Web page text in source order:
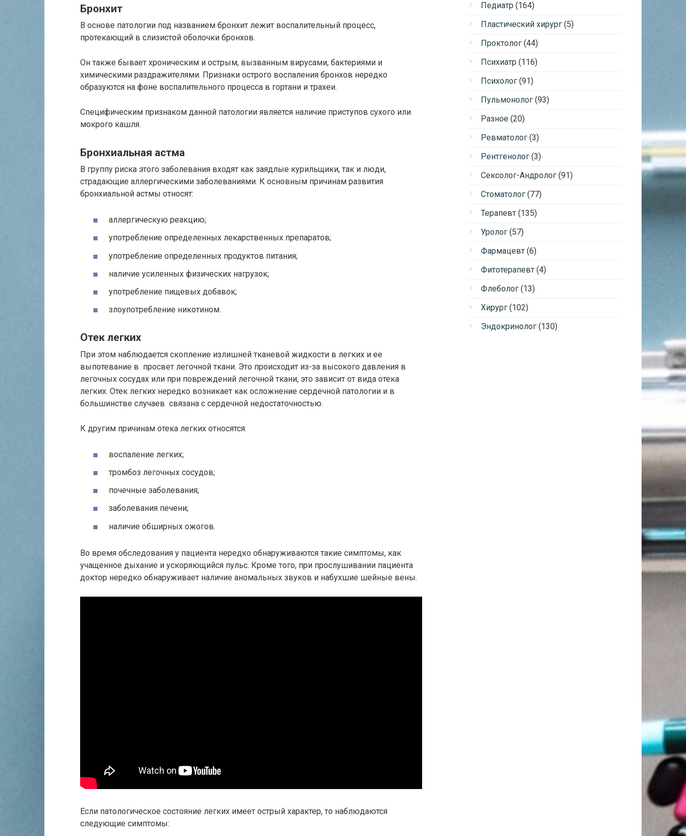
Бронхит
В основе патологии под названием бронхит лежит воспалительный процесс,
протекающий в слизистой оболочки бронхов.
Он также бывает хроническим и острым, вызванным вирусами, бактериями и
химическими раздражителями. Признаки острого воспаления бронхов нередко
образуются на фоне воспалительного процесса в гортани и трахеи.
Специфическим признаком данной патологии является наличие приступов сухого или
мокрого кашля.
Бронхиальная астма
В группу риска этого заболевания входят как заядлые курильщики, так и люди,
страдающие аллергическими заболеваниями. К основным причинам развития
бронхиальной астмы относят:
аллергическую реакцию;
употребление определенных лекарственных препаратов;
употребление определенных продуктов питания;
наличие усиленных физических нагрузок;
употребление пищевых добавок;
злоупотребление никотином.
Отек легких
При этом наблюдается скопление излишней тканевой жидкости в легких и ее
выпотевание в просвет легочной ткани. Это происходит из-за высокого давления в
легочных сосудах или при повреждений легочной ткани, это зависит от вида отека
легких. Отек легких нередко возникает как осложнение сердечной патологии и в
большинстве случаев связана с сердечной недостаточностью.
К другим причинам отека легких относятся:
воспаление легких;
тромбоз легочных сосудов;
почечные заболевания;
заболевания печени;
наличие обширных ожогов.
Во время обследования у пациента нередко обнаруживаются такие симптомы, как
учащенное дыхание и ускоряющийся пульс. Кроме того, при прослушивании пациента
доктор нередко обнаруживает наличие аномальных звуков и набухшие шейные вены.
Если патологическое состояние легких имеет острый характер, то наблюдаются
следующие симптомы:
Педиатр (164)
Пластический хирург (5)
Проктолог (44)
Психиатр (116)
Психолог (91)
Пульмонолог (93)
Разное (20)
Ревматолог (3)
Рентгенолог (3)
Сексолог-Андролог (91)
Стоматолог (77)
Терапевт (135)
Уролог (57)
Фармацевт (6)
Фитотерапевт (4)
Флеболог (13)
Хирург (102)
Эндокринолог (130)